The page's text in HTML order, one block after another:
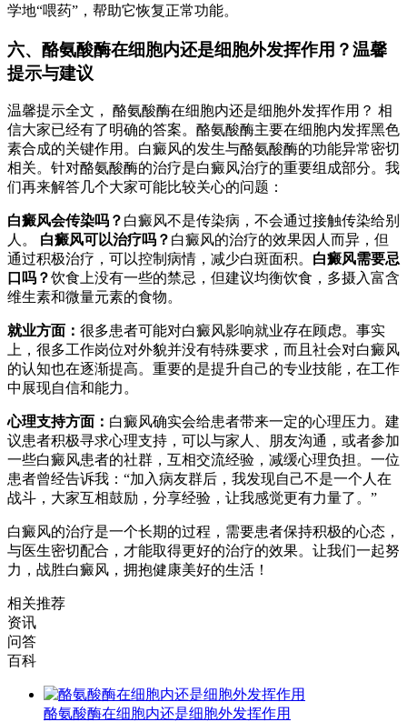
学地“喂药”，帮助它恢复正常功能。
六、酪氨酸酶在细胞内还是细胞外发挥作用？温馨
提示与建议
温馨提示全文， 酪氨酸酶在细胞内还是细胞外发挥作用？ 相
信大家已经有了明确的答案。酪氨酸酶主要在细胞内发挥黑色
素合成的关键作用。白癜风的发生与酪氨酸酶的功能异常密切
相关。针对酪氨酸酶的治疗是白癜风治疗的重要组成部分。我
们再来解答几个大家可能比较关心的问题：
白癜风会传染吗？ 白癜风不是传染病，不会通过接触传染给别
人。 白癜风可以治疗吗？ 白癜风的治疗的效果因人而异，但
通过积极治疗，可以控制病情，减少白斑面积。 白癜风需要忌
口吗？饮食上没有一些的禁忌，但建议均衡饮食，多摄入富含
维生素和微量元素的食物。
就业方面： 很多患者可能对白癜风影响就业存在顾虑。事实
上，很多工作岗位对外貌并没有特殊要求，而且社会对白癜风
的认知也在逐渐提高。重要的是提升自己的专业技能，在工作
中展现自信和能力。
心理支持方面： 白癜风确实会给患者带来一定的心理压力。建
议患者积极寻求心理支持，可以与家人、朋友沟通，或者参加
一些白癜风患者的社群，互相交流经验，减缓心理负担。一位
患者曾经告诉我：“加入病友群后，我发现自己不是一个人在
战斗，大家互相鼓励，分享经验，让我感觉更有力量了。”
白癜风的治疗是一个长期的过程，需要患者保持积极的心态，
与医生密切配合，才能取得更好的治疗的效果。让我们一起努
力，战胜白癜风，拥抱健康美好的生活！
相关推荐
资讯
问答
百科
酪氨酸酶在细胞内还是细胞外发挥作用